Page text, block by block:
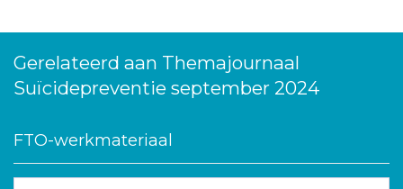
Gerelateerd aan Themajournaal
Suïcidepreventie september 2024
FTO-werkmateriaal